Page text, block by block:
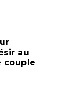
au
couple